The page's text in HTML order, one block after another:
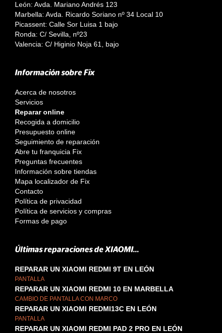
León: Avda. Mariano Andrés 123
Marbella: Avda. Ricardo Soriano nº 34 Local 10
Picassent: Calle Sor Luisa 1 bajo
Ronda: C/ Sevilla, nº23
Valencia: C/ Higinio Noja 61, bajo
Información sobre Fix
Acerca de nosotros
Servicios
Reparar online
Recogida a domicilio
Presupuesto online
Seguimiento de reparación
Abre tu franquicia Fix
Preguntas frecuentes
Información sobre tiendas
Mapa localizador de Fix
Contacto
Política de privacidad
Política de servicios y compras
Formas de pago
Últimas reparaciones de XIAOMI...
REPARAR UN XIAOMI REDMI 9T EN LEÓN
PANTALLA
REPARAR UN XIAOMI REDMI 10 EN MARBELLA
CAMBIO DE PANTALLA CON MARCO
REPARAR UN XIAOMI REDMI13C EN LEÓN
PANTALLA
REPARAR UN XIAOMI REDMI PAD 2 PRO EN LEÓN